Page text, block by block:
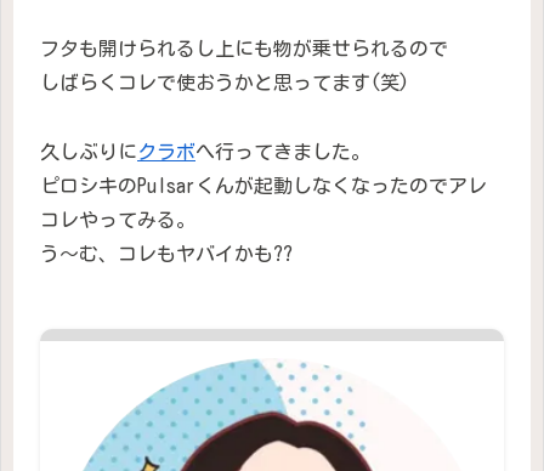
フタも開けられるし上にも物が乗せられるので
しばらくコレで使おうかと思ってます(笑)
久しぶりにクラボへ行ってきました。
ピロシキのPulsarくんが起動しなくなったのでアレ
コレやってみる。
う〜む、コレもヤバイかも??